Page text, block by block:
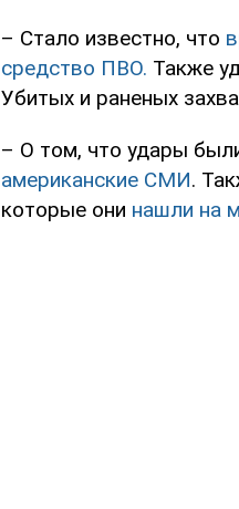
– Стало известно, что
средство ПВО. Также
Убитых и раненых
– О том, что удары
американские СМИ.
которые они нашли на